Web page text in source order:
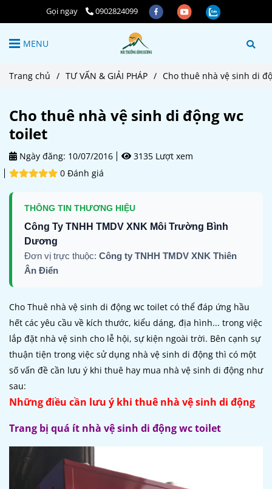
Gọi ngay 0902824099
MENU
Trang chủ / TƯ VẤN & GIẢI PHÁP / Cho thuê nhà vệ sinh di
Cho thuê nhà vệ sinh di động wc
toilet
Ngày đăng: 10/07/2016
3135 Lượt xem
0 Đánh giá
THÔNG TIN THƯƠNG HIỆU
Công Ty TNHH TMDV XNK Môi Trường Bình
Dương
Đơn vị trực thuộc: Công ty TNHH TMDV XNK Thiên
Ân Điển
Cho Thuê nhà vệ sinh di động wc toilet có thể đáp ứng hầu
hết các yêu cầu về kích thước, kiểu dáng, địa hình... trong việc
lắp đặt nhà vệ sinh cho lễ hội, sự kiện ngoài trời. Bên cạnh sự
thuận tiện trong việc sử dụng nhà vệ sinh di động thì có một
số vấn đề cần lưu ý khi thuê hay mua nhà vệ sinh di động như
sau:
Những điều cần lưu ý khi thuê nhà vệ sinh di động
Trang bị quá ít nhà vệ sinh di động wc toilet